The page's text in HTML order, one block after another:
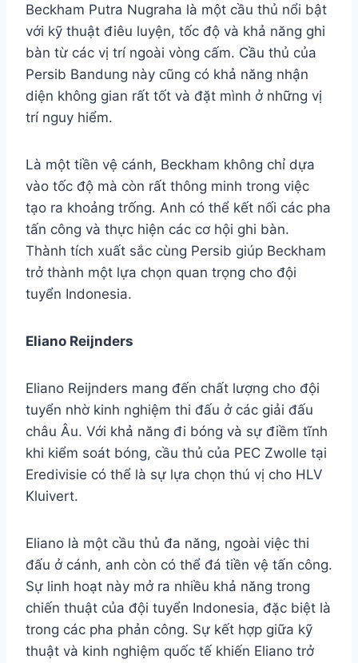
Beckham Putra Nugraha là một cầu thủ nổi bật
với kỹ thuật điêu luyện, tốc độ và khả năng ghi
bàn từ các vị trí ngoài vòng cấm. Cầu thủ của
Persib Bandung này cũng có khả năng nhận
diện không gian rất tốt và đặt mình ở những vị
trí nguy hiểm.
Là một tiền vệ cánh, Beckham không chỉ dựa
vào tốc độ mà còn rất thông minh trong việc
tạo ra khoảng trống. Anh có thể kết nối các pha
tấn công và thực hiện các cơ hội ghi bàn.
Thành tích xuất sắc cùng Persib giúp Beckham
trở thành một lựa chọn quan trọng cho đội
tuyển Indonesia.
Eliano Reijnders
Eliano Reijnders mang đến chất lượng cho đội
tuyển nhờ kinh nghiệm thi đấu ở các giải đấu
châu Âu. Với khả năng đi bóng và sự điềm tĩnh
khi kiểm soát bóng, cầu thủ của PEC Zwolle tại
Eredivisie có thể là sự lựa chọn thú vị cho HLV
Kluivert.
Eliano là một cầu thủ đa năng, ngoài việc thi
đấu ở cánh, anh còn có thể đá tiền vệ tấn công.
Sự linh hoạt này mở ra nhiều khả năng trong
chiến thuật của đội tuyển Indonesia, đặc biệt là
trong các pha phản công. Sự kết hợp giữa kỹ
thuật và kinh nghiệm quốc tế khiến Eliano trở